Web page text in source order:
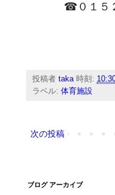
☎０１５
投稿者taka 時刻:
ラベル:体育施設
次の投稿
ブログ アーカイブ